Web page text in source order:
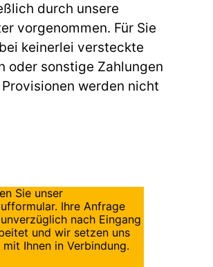
durch unsere
vorgenommen. Für Sie
keinerlei versteckte
oder sonstige Zahlungen
werden nicht
Sie unser
Ihre Anfrage
nach Eingang
und wir setzen uns
mit Ihnen in Verbindung.